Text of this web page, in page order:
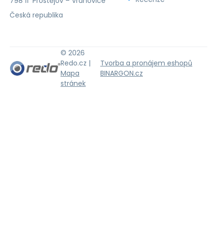
Česká republika
© 2026
Redo.cz |
Mapa
stránek
Tvorba a pronájem eshopů
BINARGON.cz